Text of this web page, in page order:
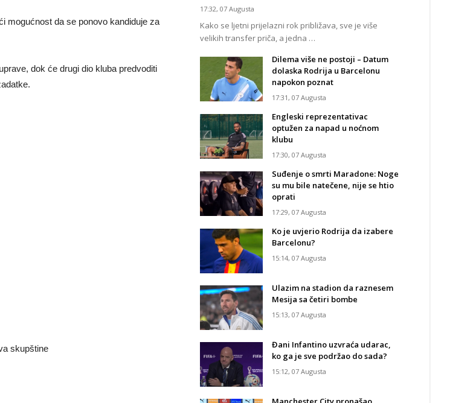
mogućnost da se ponovo kandiduje za
dok će drugi dio kluba predvoditi
skupštine
17:32, 07 Augusta
Kako se ljetni prijelazni rok približava, sve je više
velikih transfer priča, a jedna …
Dilema više ne postoji – Datum
dolaska Rodrija u Barcelonu
napokon poznat
17:31, 07 Augusta
Engleski reprezentativac
optužen za napad u noćnom
klubu
17:30, 07 Augusta
Suđenje o smrti Maradone: Noge
su mu bile natečene, nije se htio
oprati
17:29, 07 Augusta
Ko je uvjerio Rodrija da izabere
Barcelonu?
15:14, 07 Augusta
Ulazim na stadion da raznesem
Mesija sa četiri bombe
15:13, 07 Augusta
Đani Infantino uzvraća udarac,
ko ga je sve podržao do sada?
15:12, 07 Augusta